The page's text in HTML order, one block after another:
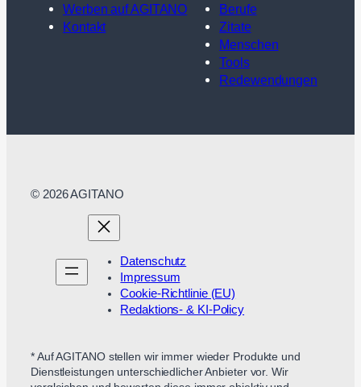
Werben auf AGITANO
Kontakt
Berufe
Zitate
Menschen
Tools
Redewendungen
© 2026 AGITANO
Datenschutz
Impressum
Cookie-Richtlinie (EU)
Redaktions- & KI-Policy
* Auf AGITANO stellen wir immer wieder Produkte und
Dienstleistungen unterschiedlicher Anbieter vor. Wir